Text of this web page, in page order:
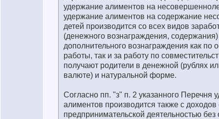
удержание алиментов на
удержание алиментов на содержание
детей производится со всех видов
(денежного вознаграждения,
дополнительного вознаграждения как по
работы, так и за работу по
получают родители в денежной (рублях
валюте) и натуральной форме.
Согласно пп. "з" п. 2 указанного Перечня
алиментов производится также с доходов
предпринимательской деятельностью без